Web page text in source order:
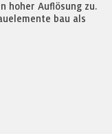
hoher Auflösung zu.
bau als